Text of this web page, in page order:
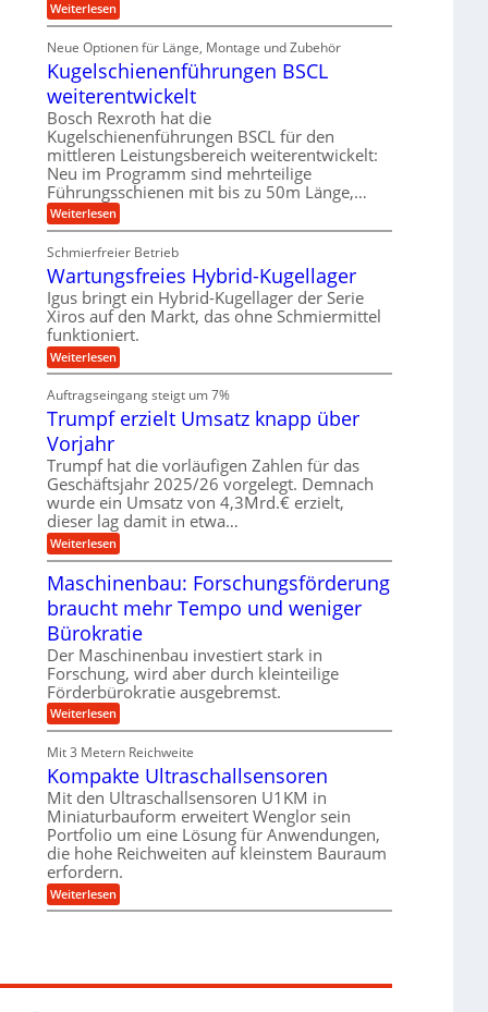
U
m
g
e
b
n
g
e
n
g
l
e
n
p
r
z
i
e
H
u
b
b
e
w
e
g
n
e
n
f
ü
r
A
u
t
o
m
o
i
v
e
u
n
d
M
a
s
c
h
i
n
e
b
a
u
Weiterlesen:
D
g
i
t
a
l
e
r
W
e
r
k
z
e
u
k
r
e
i
s
l
a
f
Neue Optionen für Länge, Montage und Zubehör
Kugelschienenführungen BSCL
weiterentwickelt
Bosch Rexroth hat die
Kugelschienenführungen BSCL für den
mittleren Leistungsbereich weiterentwickelt:
Neu im Programm sind mehrteilige
Führungsschienen mit bis zu 50m Länge,…
Weiterlesen:
K
g
e
l
s
c
h
i
e
n
e
r
u
n
g
e
n
B
S
C
L
w
e
i
t
e
r
e
n
w
i
c
k
e
l
t
Schmierfreier Betrieb
Wartungsfreies Hybrid-Kugellager
Igus bringt ein Hybrid-Kugellager der Serie
Xiros auf den Markt, das ohne Schmiermittel
funktioniert.
Weiterlesen:
W
r
u
g
s
f
r
e
i
e
H
b
r
i
d
-
K
u
g
e
l
a
g
e
r
Auftragseingang steigt um 7%
Trumpf erzielt Umsatz knapp über
Vorjahr
Trumpf hat die vorläufigen Zahlen für das
Geschäftsjahr 2025/26 vorgelegt. Demnach
wurde ein Umsatz von 4,3Mrd.€ erzielt,
dieser lag damit in etwa…
Weiterlesen:
T
u
m
p
f
e
r
z
i
e
l
U
m
s
a
t
z
k
n
a
p
p
V
Maschinenbau: Forschungsförderung
braucht mehr Tempo und weniger
Bürokratie
Der Maschinenbau investiert stark in
Forschung, wird aber durch kleinteilige
Förderbürokratie ausgebremst.
Weiterlesen:
M
s
c
h
i
n
e
n
b
a
u
:
c
Mit 3 Metern Reichweite
Kompakte Ultraschallsensoren
Mit den Ultraschallsensoren U1KM in
Miniaturbauform erweitert Wenglor sein
Portfolio um eine Lösung für Anwendungen,
die hohe Reichweiten auf kleinstem Bauraum
erfordern.
Weiterlesen:
K
k